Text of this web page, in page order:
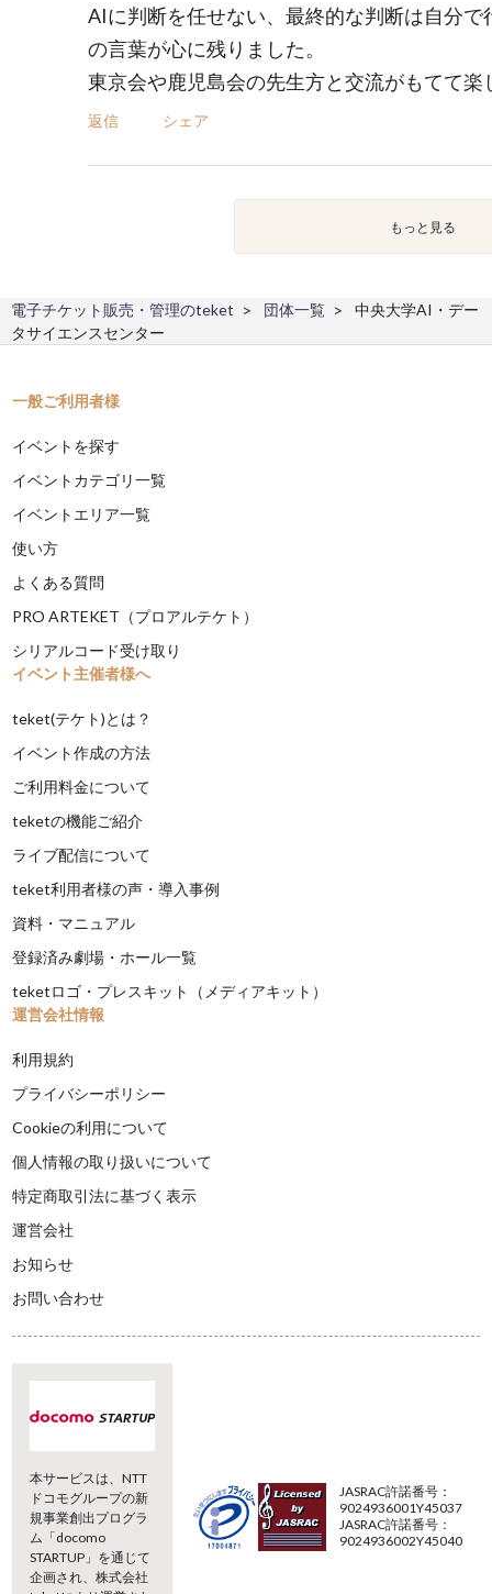
AIに判断を任せない、最終的な判断は自分
の言葉が心に残りました。
東京会や鹿児島会の先生方と交流がもてて楽
返信 シェア
もっと見る
電子チケット販売・管理のteket 団体一覧
中央大学AI・デー
タサイエンスセンター
一般ご利用者様
イベントを探す
イベントカテゴリ一覧
イベントエリア一覧
使い方
よくある質問
PRO ARTEKET（プロアルテケト）
シリアルコード受け取り
イベント主催者様へ
teket(テケト)とは？
イベント作成の方法
ご利用料金について
teketの機能ご紹介
ライブ配信について
teket利用者様の声・導入事例
資料・マニュアル
登録済み劇場・ホール一覧
teketロゴ・プレスキット（メディアキット）
運営会社情報
利用規約
プライバシーポリシー
Cookieの利用について
個人情報の取り扱いについて
特定商取引法に基づく表示
運営会社
お知らせ
お問い合わせ
本サービスは、NTT
ドコモグループの新
規事業創出プログラ
ム「docomo
STARTUP」を通じて
企画され、株式会社
JASRAC許諾番号：
9024936001Y45037
JASRAC許諾番号：
9024936002Y45040